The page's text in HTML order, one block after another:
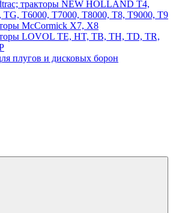
тракторы NEW HOLLAND T4,
TG, T6000, T7000, T8000, T8, T9000, T9
McCormick X7, X8
LOVOL TE, HT, TB, TH, TD, TR,
плугов и дисковых борон